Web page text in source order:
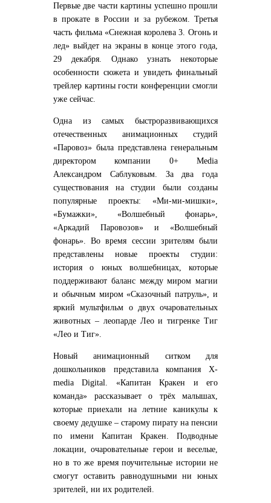
Первые две части картины успешно прошли
в прокате в России и за рубежом. Третья
часть фильма «Снежная королева 3. Огонь и
лед» выйдет на экраны в конце этого года,
29 декабря. Однако узнать некоторые
особенности сюжета и увидеть финальный
трейлер картины гости конференции смогли
уже сейчас.
Одна из самых быстроразвивающихся
отечественных анимационных студий
«Паровоз» была представлена генеральным
директором компании 0+ Media
Александром Саблуковым. За два года
существования на студии были созданы
популярные проекты: «Ми-ми-мишки»,
«Бумажки», «Волшебный фонарь»,
«Аркадий Паровозов» и «Волшебный
фонарь». Во время сессии зрителям были
представлены новые проекты студии:
история о юных волшебницах, которые
поддерживают баланс между миром магии
и обычным миром «Сказочный патруль», и
яркий мультфильм о двух очаровательных
животных – леопарде Лео и тигренке Тиг
«Лео и Тиг».
Новый анимационный ситком для
дошкольников представила компания X-
media Digital. «Капитан Кракен и его
команда» рассказывает о трёх малышах,
которые приехали на летние каникулы к
своему дедушке – старому пирату на пенсии
по имени Капитан Кракен. Подводные
локации, очаровательные герои и веселые,
но в то же время поучительные истории не
смогут оставить равнодушными ни юных
зрителей, ни их родителей.